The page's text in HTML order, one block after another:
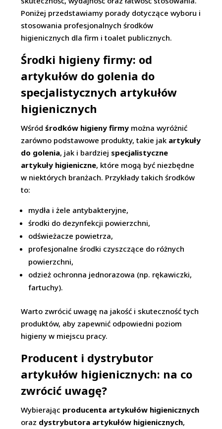
Poniżej przedstawiamy porady dotyczące wyboru i
stosowania profesjonalnych środków
higienicznych dla firm i toalet publicznych.
Środki higieny firmy: od
artykułów do golenia do
specjalistycznych artykułów
higienicznych
Wśródśrodków higieny firmy można wyróżnić
zarówno podstawowe produkty, takie jak artykuły
do golenia, jak i bardziej specjalistyczne
artykuły higieniczne, które mogą być niezbędne
w niektórych branżach. Przykłady takich środków
to:
mydła i żele antybakteryjne,
środki do dezynfekcji powierzchni,
odświeżacze powietrza,
profesjonalne środki czyszczące do różnych
powierzchni,
odzież ochronna jednorazowa (np. rękawiczki,
fartuchy).
Warto zwrócić uwagę na jakość i skuteczność tych
produktów, aby zapewnić odpowiedni poziom
higieny w miejscu pracy.
Producent i dystrybutor
artykułów higienicznych: na co
zwrócić uwagę?
Wybierając producenta artykułów higienicznych
oraz dystrybutora artykułów higienicznych,